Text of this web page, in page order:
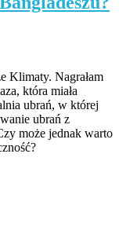
Klimaty. Nagrałam
która miała
ubrań, w której
ubrań z
może jednak warto